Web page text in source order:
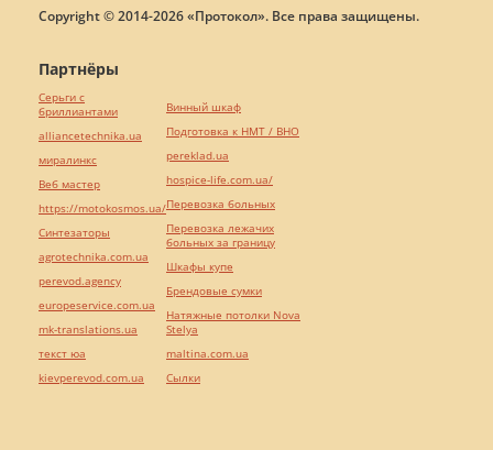
Copyright © 2014-2026 «Протокол». Все права защищены.
Партнёры
Серьги с
бриллиантами
alliancetechnika.ua
миралинкс
Веб мастер
https://motokosmos.ua/
Синтезаторы
agrotechnika.com.ua
perevod.agency
europeservice.com.ua
mk-translations.ua
текст юа
kievperevod.com.ua
Винный шкаф
Подготовка к НМТ / ВНО
pereklad.ua
hospice-life.com.ua/
Перевозка больных
Перевозка лежачих
больных за границу
Шкафы купе
Брендовые сумки
Натяжные потолки Nova
Stelya
maltina.com.ua
Cылки